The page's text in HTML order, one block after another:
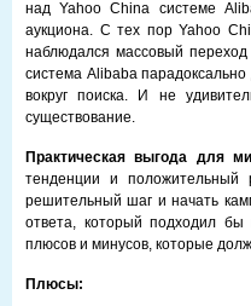
над Yahoo China системе
аукциона. С тех пор Yahoo
наблюдался массовый
система Alibaba
вокруг поиска. И не
существование.
Практическая выгода для
тенденции и положительный
решительный шаг и начать
ответа, который подходил
плюсов и минусов, которые
Плюсы: